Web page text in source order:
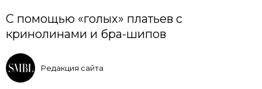
С помощью «голых» платьев с
кринолинами и бра-шипов
Редакция сайта